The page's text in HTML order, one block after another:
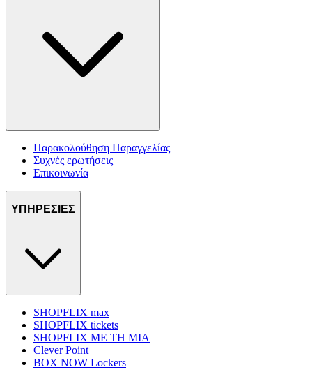
Παρακολούθηση Παραγγελίας
Συχνές ερωτήσεις
Επικοινωνία
ΥΠΗΡΕΣΙΕΣ
SHOPFLIX max
SHOPFLIX tickets
SHOPFLIX ΜΕ ΤΗ ΜΙΑ
Clever Point
BOX NOW Lockers